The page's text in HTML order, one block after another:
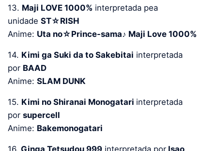
13. Maji LOVE 1000% interpretada pea
unidade ST☆RISH
Anime: Uta no☆Prince-sama♪ Maji Love 1000%
14. Kimi ga Suki da to Sakebitai interpretada
por BAAD
Anime: SLAM DUNK
15. Kimi no Shiranai Monogatari interpretada
por supercell
Anime: Bakemonogatari